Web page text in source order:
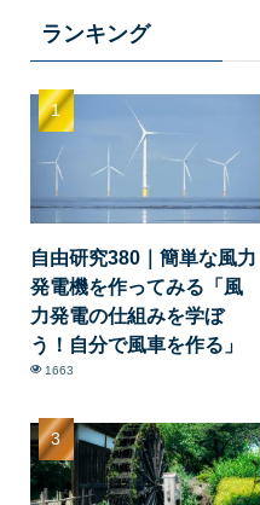
ランキング
自由研究380｜簡単な風力
発電機を作ってみる「風
力発電の仕組みを学ぼ
う！自分で風車を作る」
1663